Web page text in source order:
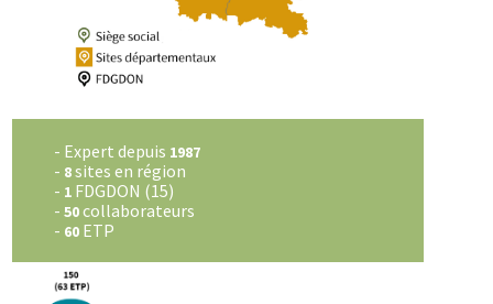
- Expert depuis 1987
- 8sites en région
- 1 FDGDON (15)
-50collaborateurs
- 60 ETP